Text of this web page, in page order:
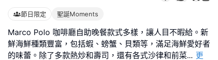
節日限定 聖誕Moments
Marco Polo 咖啡廳自助晚餐款式多樣，讓人目不暇給。新
鮮海鮮種類豐富，包括蝦、螃蟹、貝類等，滿足海鮮愛好者
的味蕾。除了多款熱炒和壽司，還有各式沙律和前菜... 更